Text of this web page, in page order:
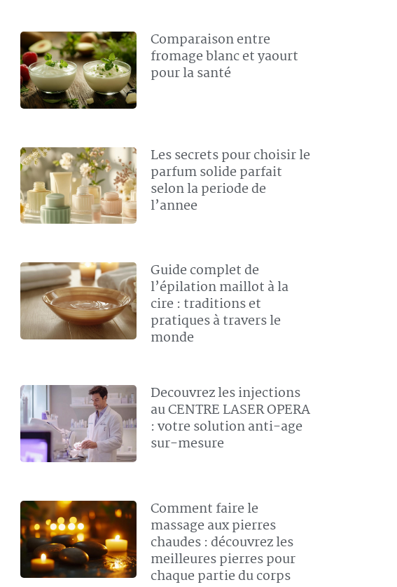
Comparaison entre
fromage blanc et yaourt
pour la santé
Les secrets pour choisir le
parfum solide parfait
selon la periode de
l’annee
Guide complet de
l’épilation maillot à la
cire : traditions et
pratiques à travers le
monde
Decouvrez les injections
au CENTRE LASER OPERA
: votre solution anti-age
sur-mesure
Comment faire le
massage aux pierres
chaudes : découvrez les
meilleures pierres pour
chaque partie du corps